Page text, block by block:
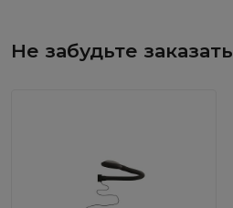
Не забудьте заказать